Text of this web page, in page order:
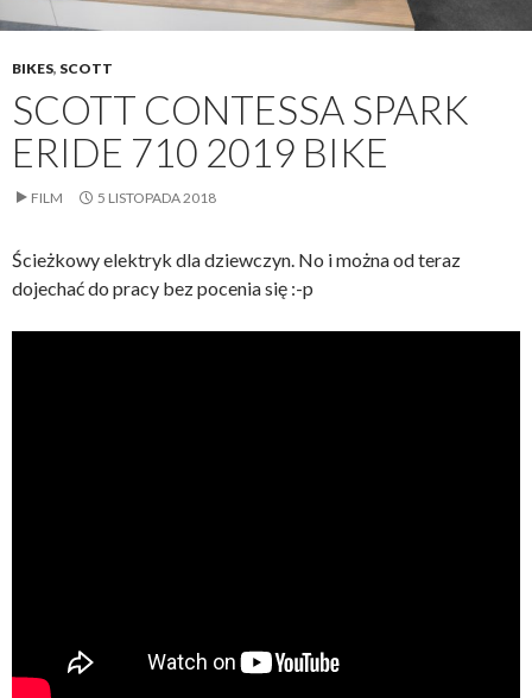
BIKES, SCOTT
SCOTT CONTESSA SPARK
ERIDE 710 2019 BIKE
FILM 5 LISTOPADA 2018
Ścieżkowy elektryk dla dziewczyn. No i można od teraz
dojechać do pracy bez pocenia się :-p